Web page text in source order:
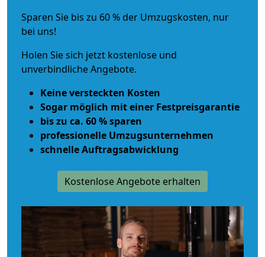
Sparen Sie bis zu 60 % der Umzugskosten, nur
bei uns!
Holen Sie sich jetzt kostenlose und
unverbindliche Angebote.
Keine versteckten Kosten
Sogar möglich mit einer Festpreisgarantie
bis zu ca. 60 % sparen
professionelle Umzugsunternehmen
schnelle Auftragsabwicklung
Kostenlose Angebote erhalten